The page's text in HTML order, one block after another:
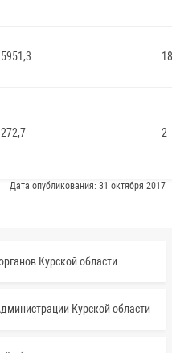
5951,3 18
272,7 2
Дата опубликования: 31 октября 2017
Курской области
Курской области